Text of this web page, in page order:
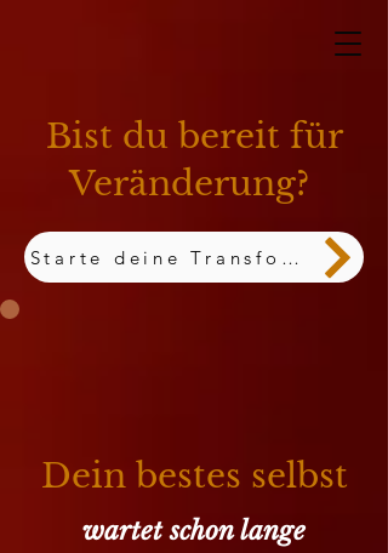
Bist du bereit für
Veränderung?
Starte deine Transformation
Dein bestes selbst
wartet schon lange